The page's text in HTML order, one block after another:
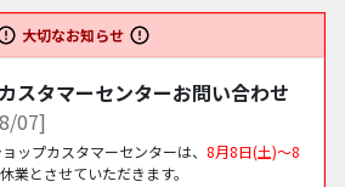
大切なお知らせ
スタマーセンターお問い合わせ
07]
ップカスタマーセンターは、 8月8日(土)～8
業とさせていただきます。